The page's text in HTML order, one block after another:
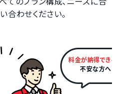
合わせください。
料金が納得できる
不安な方へ